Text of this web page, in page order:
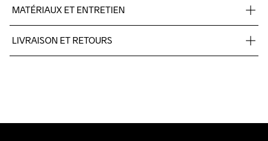
MATÉRIAUX ET ENTRETIEN
LIVRAISON ET RETOURS